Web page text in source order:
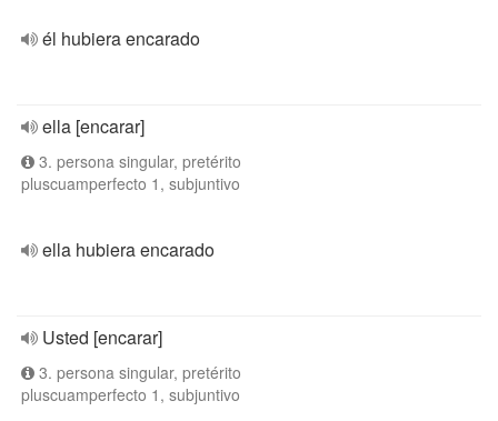
él hubiera encarado
ella [encarar]
3. persona singular, pretérito
pluscuamperfecto 1, subjuntivo
ella hubiera encarado
Usted [encarar]
3. persona singular, pretérito
pluscuamperfecto 1, subjuntivo